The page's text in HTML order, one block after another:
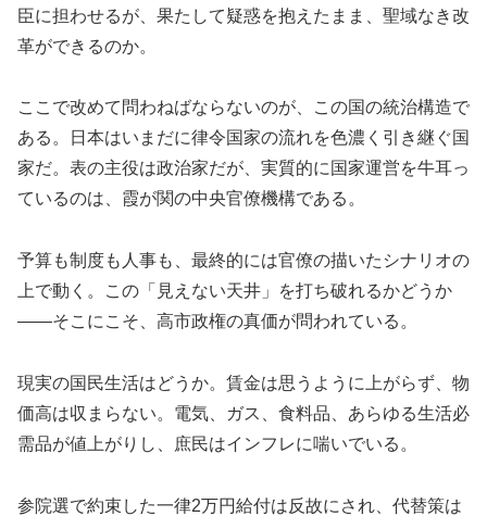
臣に担わせるが、果たして疑惑を抱えたまま、聖域なき改
革ができるのか。
ここで改めて問わねばならないのが、この国の統治構造で
ある。日本はいまだに律令国家の流れを色濃く引き継ぐ国
家だ。表の主役は政治家だが、実質的に国家運営を牛耳っ
ているのは、霞が関の中央官僚機構である。
予算も制度も人事も、最終的には官僚の描いたシナリオの
上で動く。この「見えない天井」を打ち破れるかどうか
――そこにこそ、高市政権の真価が問われている。
現実の国民生活はどうか。賃金は思うように上がらず、物
価高は収まらない。電気、ガス、食料品、あらゆる生活必
需品が値上がりし、庶民はインフレに喘いでいる。
参院選で約束した一律2万円給付は反故にされ、代替策は